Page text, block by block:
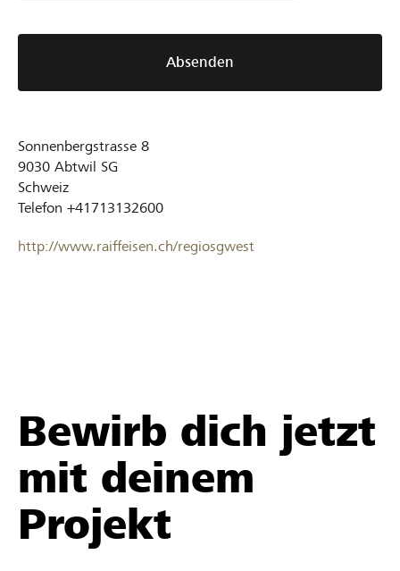
Absenden
Sonnenbergstrasse 8
9030 Abtwil SG
Schweiz
Telefon +41713132600
http://www.raiffeisen.ch/regiosgwest
Bewirb dich jetzt
mit deinem
Projekt